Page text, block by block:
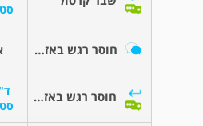
חוסר רגש באזור ניתוח בברך
חוסר רגש באזור ניתוח בברך